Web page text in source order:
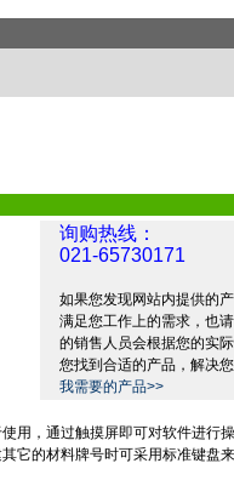
询购热线：
021-65730171
如果您发现网站内提供的
满足您工作上的需求，也
的销售人员会根据您的实
您找到合适的产品，解决
我需要的产品>>
用，通过触摸屏即可对软件进行
它的材料牌号时可采用标准键盘